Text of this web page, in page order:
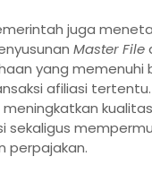
juga
Master File
yang
afiliasi
kualitas
sekaligus
perpajakan.